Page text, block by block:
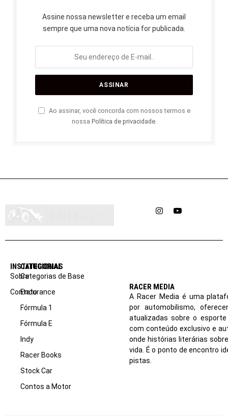
Assine nossa newsletter e receba um email
sempre que uma nova notícia for publicada.
Ao assinar, você concorda com nossos termos e
nossa Política de privacidade.
InstagramYouTube
INSTITUCIONAL
Sobre
Contato
CATEGORIAS
Categorias de Base
Endurance
Fórmula 1
Fórmula E
Indy
Racer Books
Stock Car
Contos a Motor
RACER MEDIA
A Racer Media é uma
por automobilismo,
atualizadas sobre o
com conteúdo exclusivo e
onde histórias literárias
vida. É o ponto de encontro
pistas.